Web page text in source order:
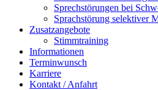
Sprechstörungen bei
Sprachstörung selektiver
Zusatzangebote
Stimmtraining
Informationen
Terminwunsch
Karriere
Kontakt / Anfahrt